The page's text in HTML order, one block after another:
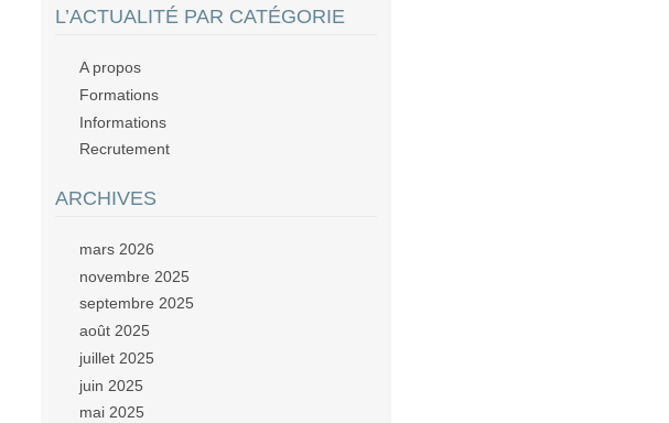
L’ACTUALITÉ PAR CATÉGORIE
A propos
Formations
Informations
Recrutement
ARCHIVES
mars 2026
novembre 2025
septembre 2025
août 2025
juillet 2025
juin 2025
mai 2025